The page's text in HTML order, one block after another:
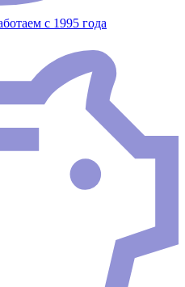
с 1995 года